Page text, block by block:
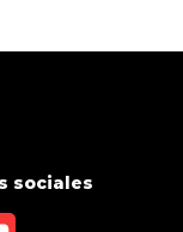
sociales